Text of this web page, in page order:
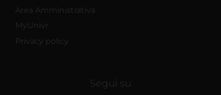
Area Amministrativa
MyUnivr
Privacy policy
Segui su